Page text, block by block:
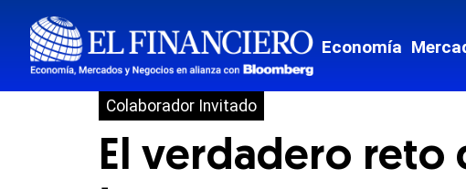
Economía
Colaborador Invitado
El verdadero reto